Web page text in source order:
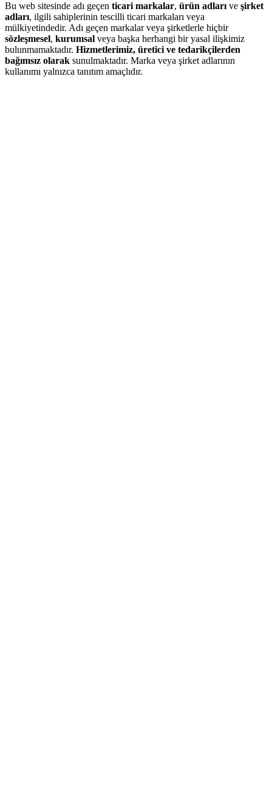
Bu web sitesinde adı geçen ticari markalar, ürün adları ve şirket
adları, ilgili sahiplerinin tescilli ticari markaları veya
mülkiyetindedir. Adı geçen markalar veya şirketlerle hiçbir
sözleşmesel, kurumsal veya başka herhangi bir yasal ilişkimiz
bulunmamaktadır. Hizmetlerimiz, üretici ve tedarikçilerden
bağımsız olarak sunulmaktadır. Marka veya şirket adlarının
kullanımı yalnızca tanıtım amaçlıdır.